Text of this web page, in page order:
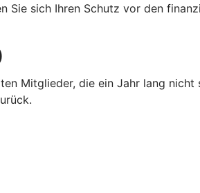
Sie sich Ihren Schutz vor den
Mitglieder, die ein Jahr lang